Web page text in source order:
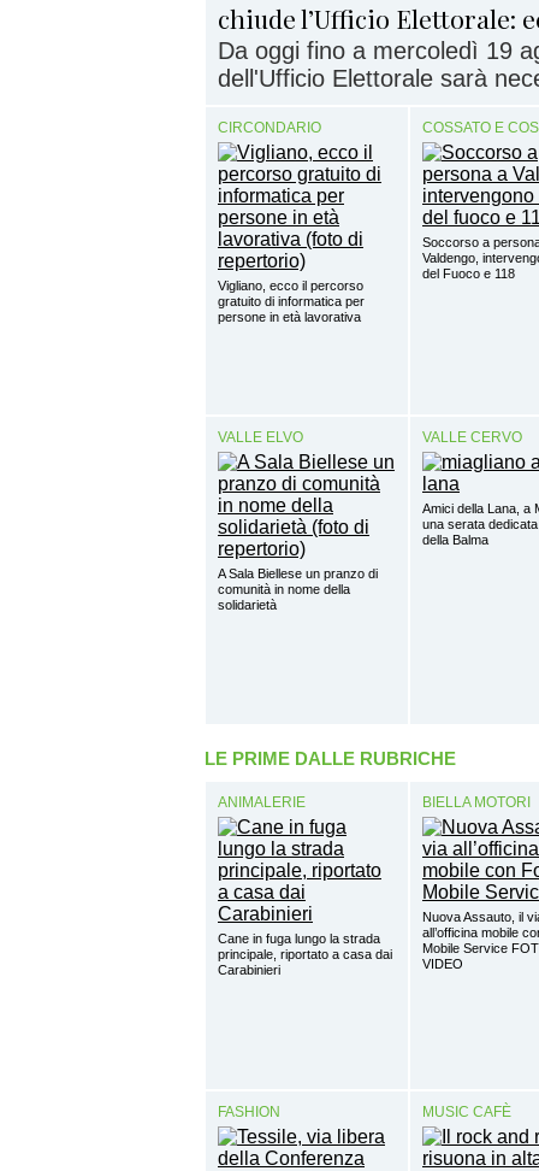
chiude l’Ufficio Elettorale:
Da oggi fino a mercoledì 19
dell'Ufficio Elettorale sarà
CIRCONDARIO
Vigliano, ecco il percorso
gratuito di informatica per
persone in età lavorativa
COSSATO E
Soccorso a
Valdengo,
del Fuoco e 118
VALLE ELVO
A Sala Biellese un pranzo di
comunità in nome della
solidarietà
VALLE CERVO
Amici della Lana, a
una serata
della Balma
LE PRIME DALLE RUBRICHE
ANIMALERIE
Cane in fuga lungo la strada
principale, riportato a casa dai
Carabinieri
BIELLA MOTORI
Nuova Assauto, il
all’officina mobile
Mobile Service
VIDEO
FASHION MUSIC CAFÈ